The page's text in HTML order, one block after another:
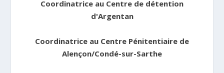
Coordinatrice au Centre de détention
d'Argentan
Coordinatrice au Centre Pénitentiaire de
Alençon/Condé-sur-Sarthe